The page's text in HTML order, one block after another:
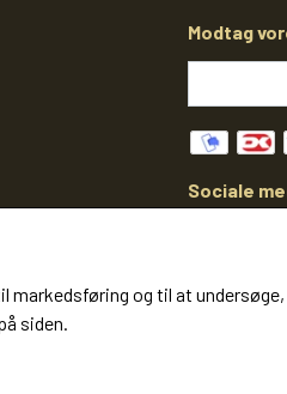
Modtag
Sociale
og til at
siden.